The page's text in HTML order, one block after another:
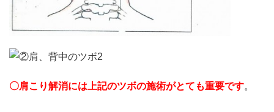
〇肩こり解消には上記のツボの施術がとても重要です。